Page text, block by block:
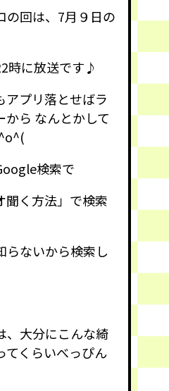
の回は、7月９日の
時に放送です♪
アプリ落とせばラ
から なんとかして
検索で
聞く方法」で検索
らないから検索し
、大分にこんな綺
てくらいべっぴん